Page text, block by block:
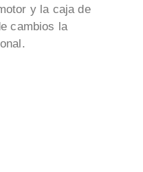
y la caja de
cambios la